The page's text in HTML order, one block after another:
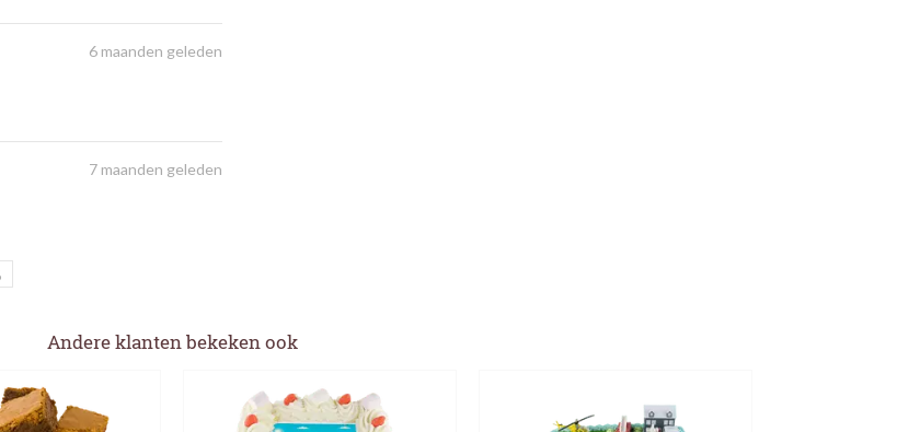
6 maanden geleden
7 maanden geleden
Andere klanten bekeken ook